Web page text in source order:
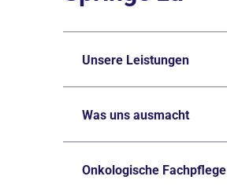
Unsere Leistungen
Was uns ausmacht
Onkologische Fachpflege